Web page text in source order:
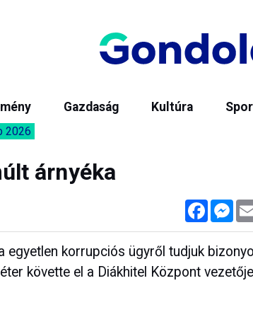
Gazdaság Kultúra
2026
árnyéka
egyetlen korrupciós ügyről tudjuk
követte el a Diákhitel Központ